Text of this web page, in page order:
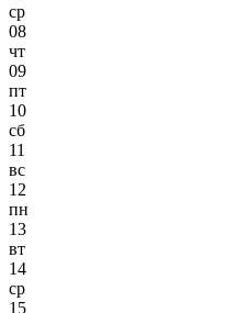
ср
08
чт
09
пт
10
сб
11
вс
12
пн
13
вт
14
ср
15